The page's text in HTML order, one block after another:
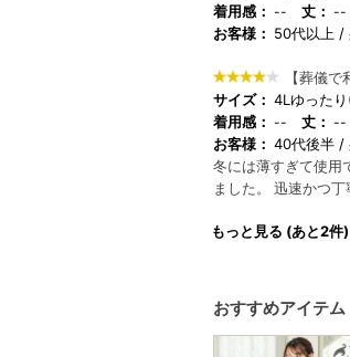
着用感： -- 丈： --
お客様： 50代以上
【葬儀で
サイズ： 4Lゆった
着用感： -- 丈： --
お客様： 40代後半
冬には薄すぎて使用
ました。 迅速かつ
もっと見る (あと2件)
おすすめアイテム